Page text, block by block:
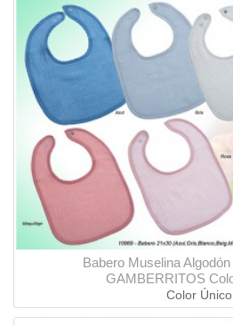
Babero Muselina
GAMBERRITOS
Color Único